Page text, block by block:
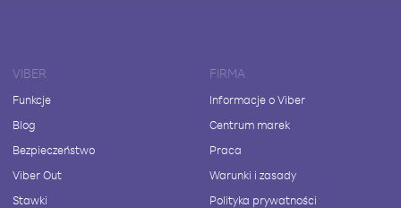
VIBER
Funkcje
Blog
Bezpieczeństwo
Viber Out
Stawki
FIRMA
Informacje o Viber
Centrum marek
Praca
Warunki i zasady
Polityka prywatności